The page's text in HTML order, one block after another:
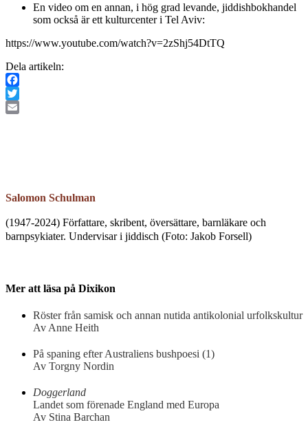
En video om en annan, i hög grad levande, jiddishbokhandel
som också är ett kulturcenter i Tel Aviv:
https://www.youtube.com/watch?v=2zShj54DtTQ
Dela artikeln:
Facebook
Twitter
Salomon Schulman
(1947-2024) Författare, skribent, översättare, barnläkare och
barnpsykiater. Undervisar i jiddisch (Foto: Jakob Forsell)
Mer att läsa på Dixikon
Röster från samisk och annan nutida antikolonial urfolkskultur
Av Anne Heith
På spaning efter Australiens bushpoesi (1)
Av Torgny Nordin
Doggerland
Landet som förenade England med Europa
Av Stina Barchan